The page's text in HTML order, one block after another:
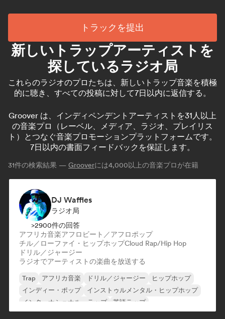
トラックを提出
新しいトラップアーティストを
探しているラジオ局
これらのラジオのプロたちは、新しいトラップ音楽を積極
的に聴き、すべての投稿に対して7日以内に返信する。
Groover は、インディペンデントアーティストを31人以上
の音楽プロ（レーベル、メディア、ラジオ、プレイリス
ト）とつなぐ音楽プロモーションプラットフォームです。
7日以内の書面フィードバックを保証します。
31件の検索結果 — Grooverには4,000以上の音楽プロが在籍
DJ Waffles
ラジオ局
>2900件の回答
アフリカ音楽アフロビート／アフロポップ
チル／ローファイ・ヒップホップCloud Rap/Hip Hop
ドリル／ジャージー
ラジオでアーティストの楽曲を放送する
Trap アフリカ音楽 ドリル／ジャージー
ヒップホップ
インディー・ポップ
インストゥルメンタル・ヒップホップ
インターナショナル・ラップ
英語ラップ